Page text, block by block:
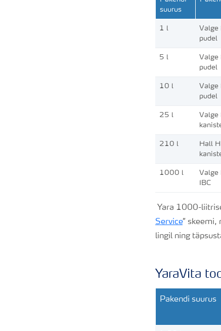
suurus
1 l
Valge
pudel
5 l
Valge
pudel
10 l
Valge
pudel
25 l
Valge
210 l
Hall
1000 l
Valge
IBC
Yara 1000-
Service” skeemi,
lingil ning
YaraVita
Pakendi suurus